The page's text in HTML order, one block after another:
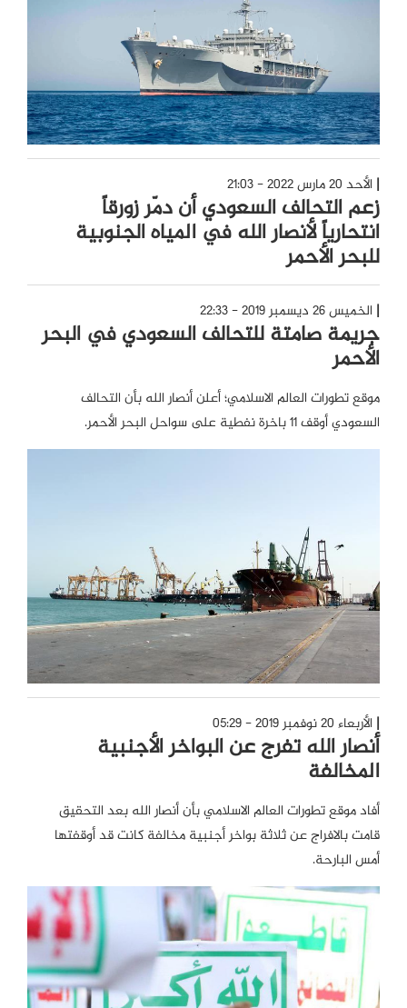
الأحد 20 مارس 2022 - 21:03
زعم التحالف السعودي أن دمّر زورقاً
انتحارياً لأنصار الله في المياه الجنوبية
للبحر الأحمر
الخميس 26 ديسمبر 2019 - 22:33
جريمة صامتة للتحالف السعودي في البحر
الأحمر
موقع تطورات العالم الاسلامي؛ أعلن أنصار الله بأن التحالف
السعودي أوقف 11 باخرة نفطية على سواحل البحر الأحمر.
الأربعاء 20 نوفمبر 2019 - 05:29
أنصار الله تفرج عن البواخر الأجنبية
المخالفة
أفاد موقع تطورات العالم الاسلامي بأن أنصار الله بعد التحقيق
قامت بالافراج عن ثلاثة بواخر أجنبية مخالفة كانت قد أوقفتها
أمس البارحة.